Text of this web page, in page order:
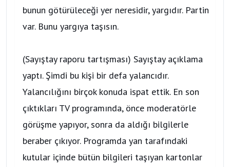
bunun götürüleceği yer neresidir, yargıdır. Partin
var. Bunu yargıya taşısın.
(Sayıştay raporu tartışması) Sayıştay açıklama
yaptı. Şimdi bu kişi bir defa yalancıdır.
Yalancılığını birçok konuda ispat ettik. En son
çıktıkları TV programında, önce moderatörle
görüşme yapıyor, sonra da aldığı bilgilerle
beraber çıkıyor. Programda yan tarafındaki
kutular içinde bütün bilgileri taşıyan kartonlar